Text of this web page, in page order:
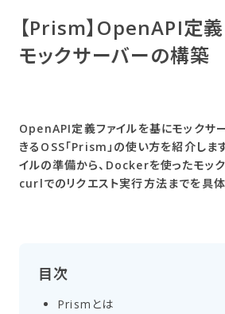
【Prism】OpenAPI定
モックサーバーの​構築
OpenAPI定義ファイルを基にモックサ
きるOSS「Prism」の使い方を紹介しま
イルの準備から、Dockerを使ったモッ
curlでのリクエスト実行方法までを具体
目次
Prismとは